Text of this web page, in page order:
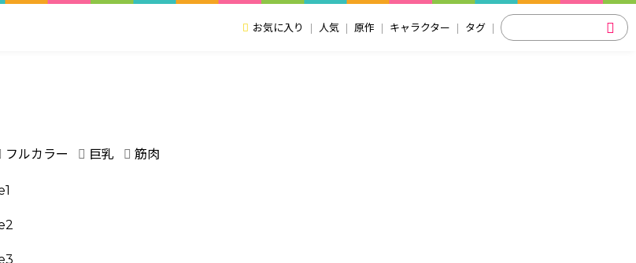
お気に入り 人気 原作 キャラクター タグ
フルカラー 巨乳 筋肉